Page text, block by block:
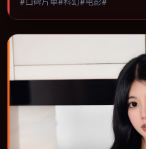
听语言统一，可作为休闲观影或